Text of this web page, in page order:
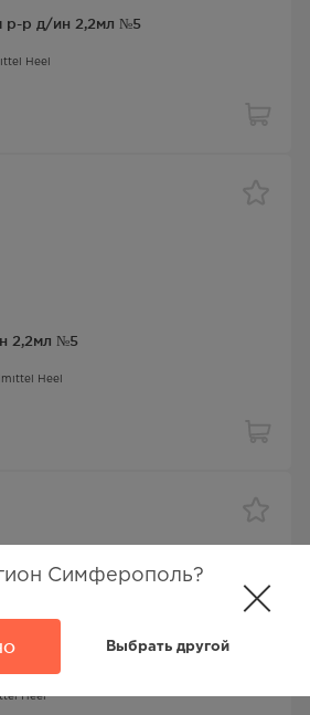
Симферополь?
Выбрать другой
р-р д/ин 2,2мл №5
Heel
2,2мл №5
Heel
№5
Heel